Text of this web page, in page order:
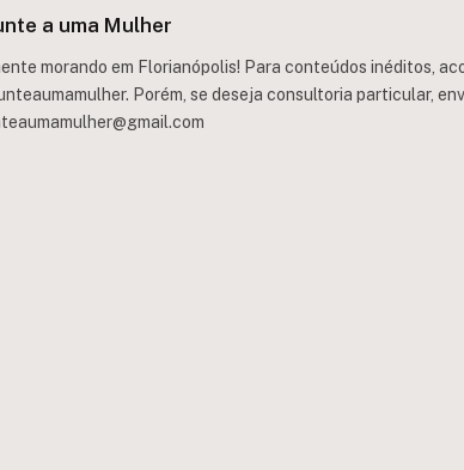
a uma Mulher
morando em Florianópolis! Para conteúdos inéditos,
Porém, se deseja consultoria particular,